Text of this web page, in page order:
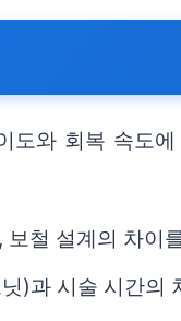
도와 회복 속도
철 설계의 차이
)과 시술 시간의